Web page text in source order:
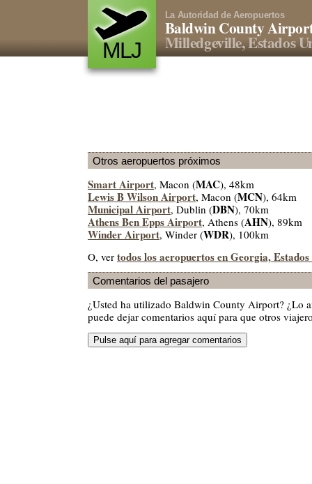
MLJ
La Autoridad de Aeropuertos
Baldwin County
Milledgeville, Estados
Otros aeropuertos próximos
Smart Airport, Macon (MAC), 48km
Lewis B Wilson Airport, Macon (MCN), 64km
Municipal Airport, Dublin (DBN), 70km
Athens Ben Epps Airport, Athens (AHN), 89km
Winder Airport, Winder (WDR), 100km
O, ver todos los aeropuertos en Georgia,
Comentarios del pasajero
¿Usted ha utilizado Baldwin County Airport? ¿Lo
puede dejar comentarios aquí para que otros